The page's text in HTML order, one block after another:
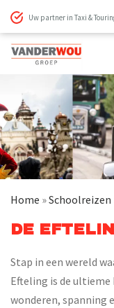
Uw partner in Taxi &
Home »Schoolreizen
DE
Stap in een wereld
Efteling is de
wonderen, spanning